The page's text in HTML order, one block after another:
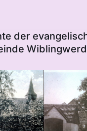
der